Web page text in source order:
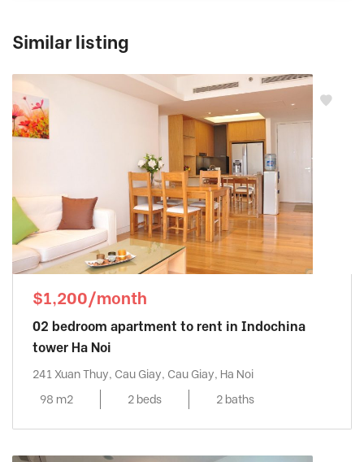
Similar listing
$1,200/month
02 bedroom apartment to rent in Indochina
tower Ha Noi
241 Xuan Thuy, Cau Giay, Cau Giay, Ha Noi
98 m2
2 beds 2 baths